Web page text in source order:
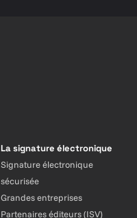
La signature électronique
Signature électronique
sécurisée
Grandes entreprises
Partenaires éditeurs (ISV)